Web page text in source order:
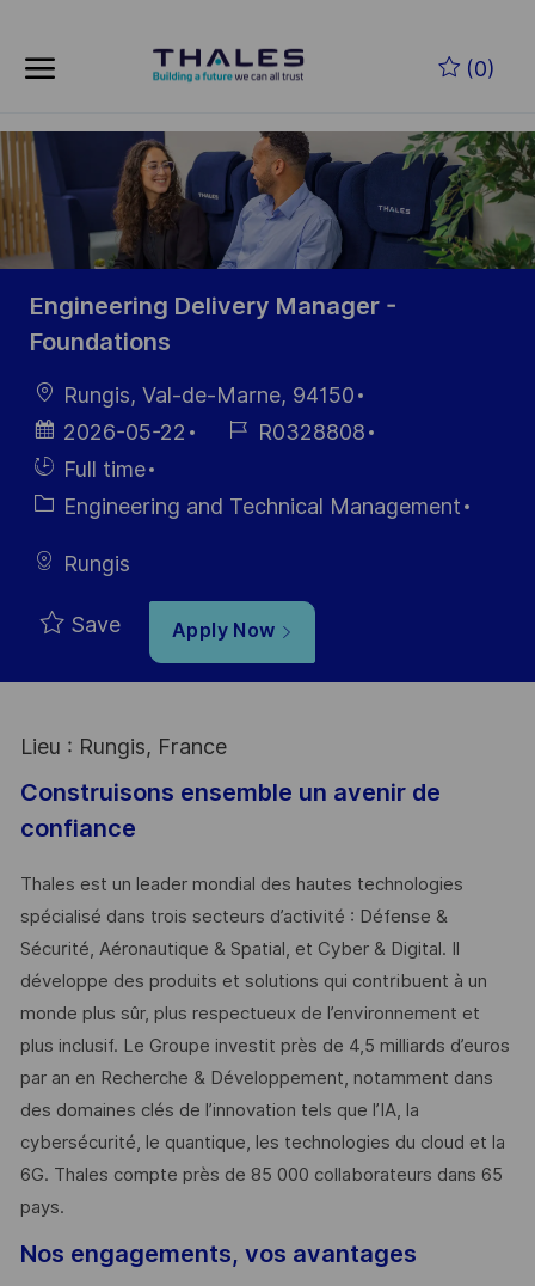
(0)
-
Engineering Delivery Manager -
Foundations
LocationRungis, Val-de-Marne, 94150
Posted
Date
2026-05-22
Job R0328808
Hiring
Type
Full time
CategoryEngineering and Technical Management
Rungis
Save Apply Now
Lieu : Rungis, France
Construisons ensemble un avenir de
confiance
Thales est un leader mondial des hautes technologies
spécialisé dans trois secteurs d’activité : Défense &
Sécurité, Aéronautique & Spatial, et Cyber & Digital. Il
développe des produits et solutions qui contribuent à un
monde plus sûr, plus respectueux de l’environnement et
plus inclusif. Le Groupe investit près de 4,5 milliards d’euros
par an en Recherche & Développement, notamment dans
des domaines clés de l’innovation tels que l’IA, la
cybersécurité, le quantique, les technologies du cloud et la
6G. Thales compte près de 85 000 collaborateurs dans 65
pays. ​
Nos engagements, vos avantages